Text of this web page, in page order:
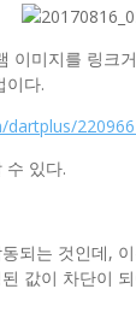
이미지를 링크
이다.
수 있다.
되는 것인데,
값이 차단이